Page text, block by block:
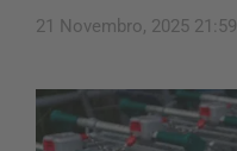
21 Novembro, 2025 21:59